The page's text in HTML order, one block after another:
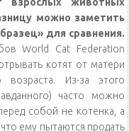
взрослых животных
можно заметить
для сравнения.
World Cat Federation
котят от матери
Из-за этого
часто можно
собой не котёнка, а
ему пытаются продать